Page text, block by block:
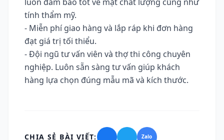
tính thẩm mỹ.
- Miễn phí giao hàng và lắp ráp khi đơn hàng
đạt giá trị tối thiểu.
- Đội ngũ tư vấn viên và thợ thi công chuyên
nghiệp. Luôn sẵn sàng tư vấn giúp khách
hàng lựa chọn đúng mẫu mã và kích thước.
CHIA SẺ BÀI VIẾT: Zalo